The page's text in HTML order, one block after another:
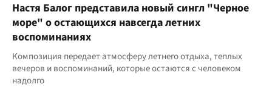
Настя Балог представила новый сингл "Черное
море" о остающихся навсегда летних
воспоминаниях
Композиция передает атмосферу летнего отдыха, теплых
вечеров и воспоминаний, которые остаются с человеком
надолго